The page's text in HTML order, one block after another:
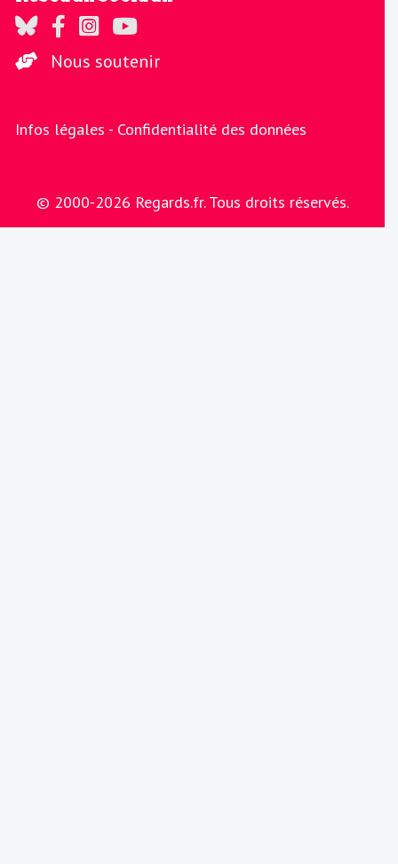
Regards sur Twitter
Regards sur Facebook
Regards sur Instagram
La chaine Regards sur Youtube
Nous soutenir
Infos légales - Confidentialité des données
© 2000-2026 Regards.fr. Tous droits réservés.